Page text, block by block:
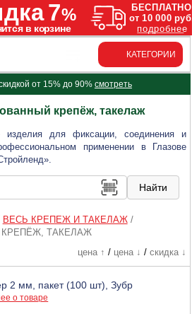
КАТЕГОРИИ
от 15% до 90% смотреть
крепёж, такелаж
изделия для фиксации, соединения и
применении в Глазове
ВЕСЬ КРЕПЕЖ И ТАКЕЛАЖ/
ТАКЕЛАЖ
цена ↑ / цена ↓ / скидка ↓
2 мм, пакет (100 шт), Зубр
о товаре